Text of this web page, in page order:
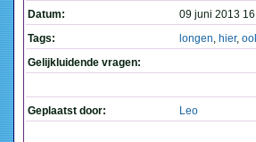
Datum:
09 juni 2013
Tags:
longen, hier,
Gelijkluidende vragen:
Geplaatst door: Leo